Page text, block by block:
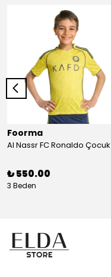
Foorma
₺ 550.00
3 Beden